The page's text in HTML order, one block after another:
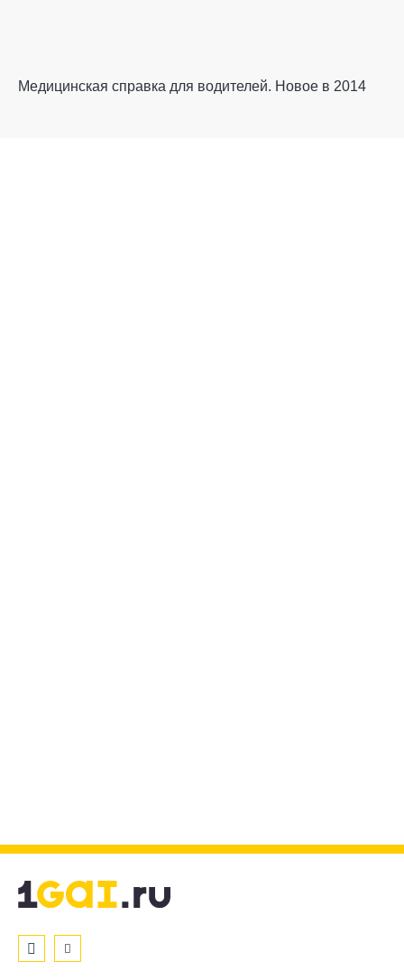
Медицинская справка для водителей. Новое в 2014